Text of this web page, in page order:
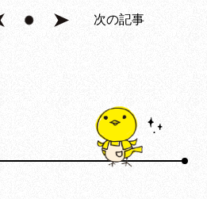
次の記事